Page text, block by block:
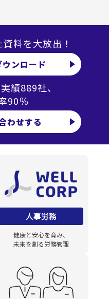
料を大放出！
ンロード
績889社、
90％
わせする
人事労務
健康と安心を育み、
未来を創る労務管理
ントリー対応
る企業が多い一方、ここ
争環境は厳しくなりま
が問われるフェーズです。
々定
。
め、スピードと納得感の
ロー・入社準備
ん。
設計するかによって、辞
す。
ント